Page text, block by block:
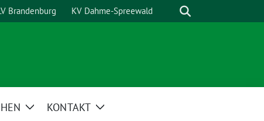
Brandenburg KV Dahme-Spreewald Suche
ZeigeKONTAKT
Zeige